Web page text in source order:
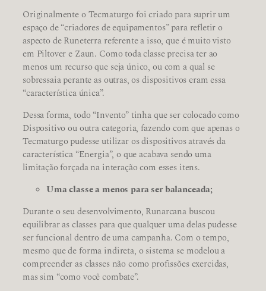
Originalmente o Tecmaturgo foi criado para suprir um
espaço de “criadores de equipamentos” para refletir o
aspecto de Runeterra referente a isso, que é muito visto
em Piltover e Zaun. Como toda classe precisa ter ao
menos um recurso que seja único, ou com a qual se
sobressaia perante as outras, os dispositivos eram essa
“característica única”.
Dessa forma, todo “Invento” tinha que ser colocado como
Dispositivo ou outra categoria, fazendo com que apenas o
Tecmaturgo pudesse utilizar os dispositivos através da
característica “Energia”, o que acabava sendo uma
limitação forçada na interação com esses itens.
Uma classe a menos para ser balanceada;
Durante o seu desenvolvimento, Runarcana buscou
equilibrar as classes para que qualquer uma delas pudesse
ser funcional dentro de uma campanha. Com o tempo,
mesmo que de forma indireta, o sistema se modelou a
compreender as classes não como profissões exercidas,
mas sim “como você combate”.